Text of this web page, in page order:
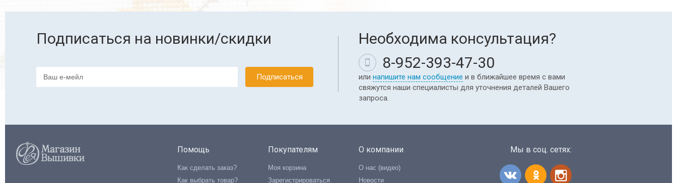
Подписаться на новинки/скидки
Необходима консультация?
8-952-393-47-30
или напишите нам сообщение и в ближайшее время с вами
свяжутся наши специалисты для уточнения деталей Вашего
запроса.
Помощь
Как сделать заказ?
Как выбрать товар?
Покупателям
Моя корзина
Зарегистрироваться
О компании
О нас (видео)
Новости
Мы в соц. сетях: